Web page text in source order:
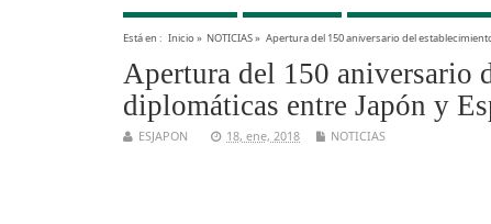
Está en : Inicio» NOTICIAS» Apertura del 150 aniversario del
Apertura del 150 aniversario
diplomáticas entre Japón y
ESJAPON 18, ene, 2018 NOTICIAS